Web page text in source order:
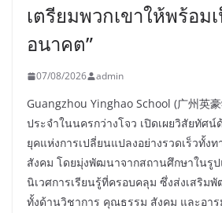
เตรียมพวกเขาให้พร้อม
อนาคต”
07/08/2026 admin
Guangzhou Yinghao School (广州英
ประจำในนครกว่างโจว เปิดเผยวิสัยทัศ
ยุคแห่งการเปลี่ยนแปลงอย่างรวดเร็วทั้ง
สังคม โดยมุ่งพัฒนาจากสถานศึกษาในรู
นิเวศการเรียนรู้ที่ครอบคลุม ซึ่งส่งเสริม
ทั้งด้านวิชาการ คุณธรรม สังคม และอา